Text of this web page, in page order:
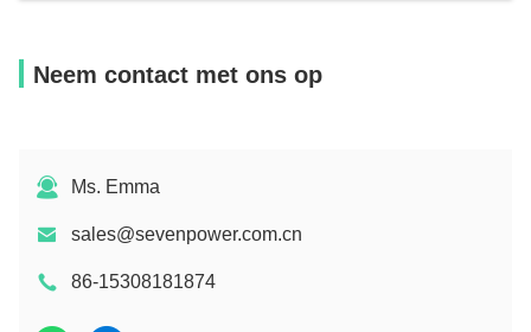
Neem contact met ons op
Ms. Emma
sales@sevenpower.com.cn
86-15308181874